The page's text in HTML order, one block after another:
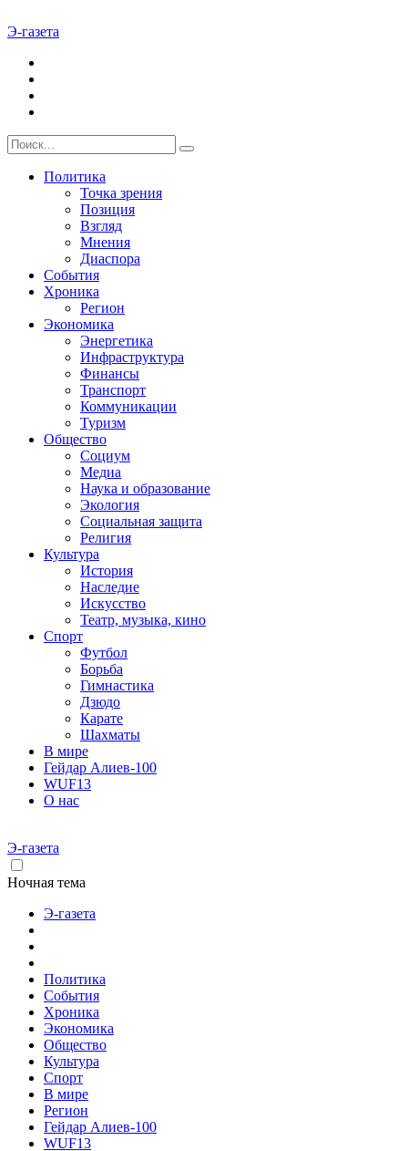
Э-газета
Политика
Точка зрения
Позиция
Взгляд
Мнения
Диаспора
События
Хроника
Регион
Экономика
Энергетика
Инфраструктура
Финансы
Транспорт
Коммуникации
Туризм
Общество
Социум
Медиа
Наука и образование
Экология
Социальная защита
Религия
Культура
История
Наследие
Искусство
Театр, музыка, кино
Спорт
Футбол
Борьба
Гимнастика
Дзюдо
Карате
Шахматы
В мире
Гейдар Алиев-100
WUF13
О нас
Э-газета
Ночная тема
Э-газета
Политика
События
Хроника
Экономика
Общество
Культура
Спорт
В мире
Регион
Гейдар Алиев-100
WUF13